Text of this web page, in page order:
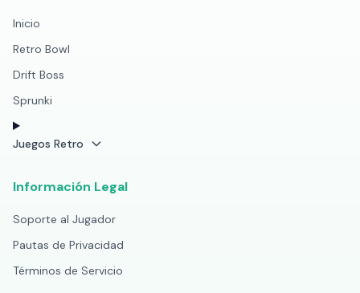
Inicio
Retro Bowl
Drift Boss
Sprunki
Juegos Retro
Información Legal
Soporte al Jugador
Pautas de Privacidad
Términos de Servicio